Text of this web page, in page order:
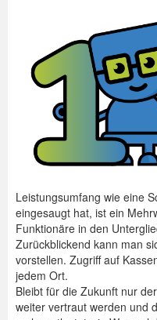
Leistungsumfang wie eine
eingesaugt hat, ist ein
Funktionäre in den
Zurückblickend kann man
vorstellen. Zugriff auf
jedem Ort.
Bleibt für die Zukunft nur
weiter vertraut werden und